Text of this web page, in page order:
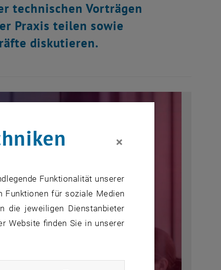
technischen Vorträgen
Praxis teilen sowie
diskutieren.
×
Funktionalität unserer
Funktionen für soziale Medien
die jeweiligen Dienstanbieter
Website finden Sie in unserer